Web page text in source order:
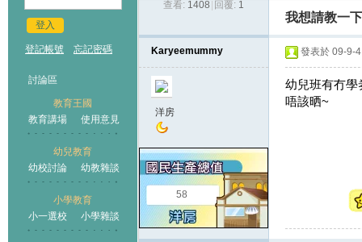
登入
登記帳號 忘記密碼
討論區
教育王國
教育講場
使用意見
幼兒教育
幼校討論
幼教雜談
小學教育
小一選校
小學雜談
王國
›
查看: 1408 回覆: 1
我想請教一下
Karyeemummy
洋房
58
發表於 09-9-
幼兒班有冇學
唔該晒~